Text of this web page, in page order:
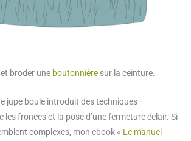
et broder une boutonnière sur la ceinture.
jupe boule introduit des techniques
les fronces et la pose d’une fermeture éclair. Si
complexes, mon ebook « Le manuel